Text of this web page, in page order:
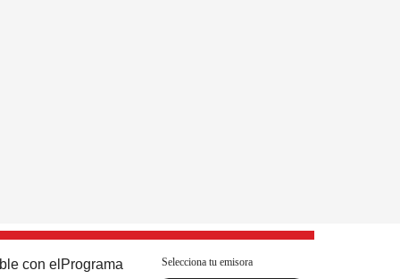
con el Programa Selecciona tu emisora